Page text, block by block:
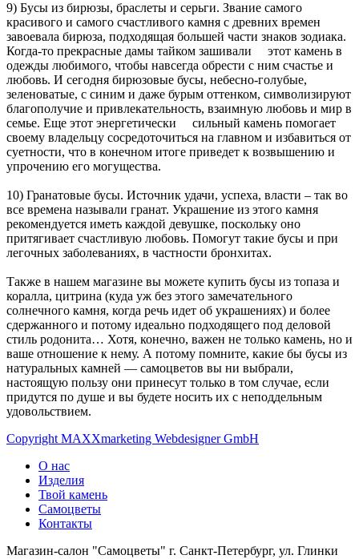
9) Бусы из бирюзы, браслеты и серьги. Звание самого
красивого и самого счастливого камня с древних времен
завоевала бирюза, подходящая большей части знаков зодиака.
Когда-то прекрасные дамы тайком зашивали этот камень в
одежды любимого, чтобы навсегда обрести с ним счастье и
любовь. И сегодня бирюзовые бусы, небесно-голубые,
зеленоватые, с синим и даже бурым оттенком, символизируют
благополучие и привлекательность, взаимную любовь и мир в
семье. Еще этот энергетически сильный камень помогает
своему владельцу сосредоточиться на главном и избавиться от
суетности, что в конечном итоге приведет к возвышению и
упрочению его могущества.
10) Гранатовые бусы. Источник удачи, успеха, власти – так во
все времена называли гранат. Украшение из этого камня
рекомендуется иметь каждой девушке, поскольку оно
притягивает счастливую любовь. Помогут такие бусы и при
легочных заболеваниях, в частности бронхитах.
Также в нашем магазине вы можете купить бусы из топаза и
коралла, цитрина (куда уж без этого замечательного
солнечного камня, когда речь идет об украшениях) и более
сдержанного и потому идеально подходящего под деловой
стиль родонита… Хотя, конечно, важен не только камень, но и
ваше отношение к нему. А потому помните, какие бы бусы из
натуральных камней — самоцветов вы ни выбрали,
настоящую пользу они принесут только в том случае, если
придутся по душе и вы будете носить их с неподдельным
удовольствием.
Copyright MAXXmarketing Webdesigner GmbH
О нас
Изделия
Твой камень
Самоцветы
Контакты
Магазин-салон "Самоцветы" г. Санкт-Петербург, ул. Глинки